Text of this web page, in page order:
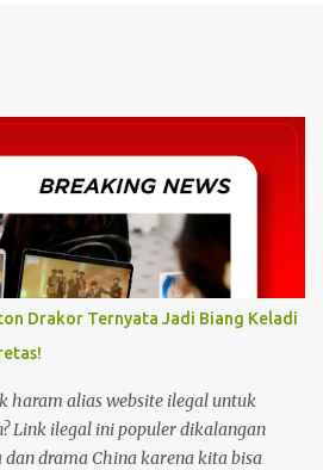
Drakor Ternyata Jadi Biang Keladi
haram alias website ilegal untuk
Link ilegal ini populer dikalangan
drama China karena kita bisa